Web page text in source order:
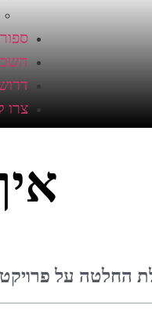
ספורט
צרו
החלטה על פרויקט